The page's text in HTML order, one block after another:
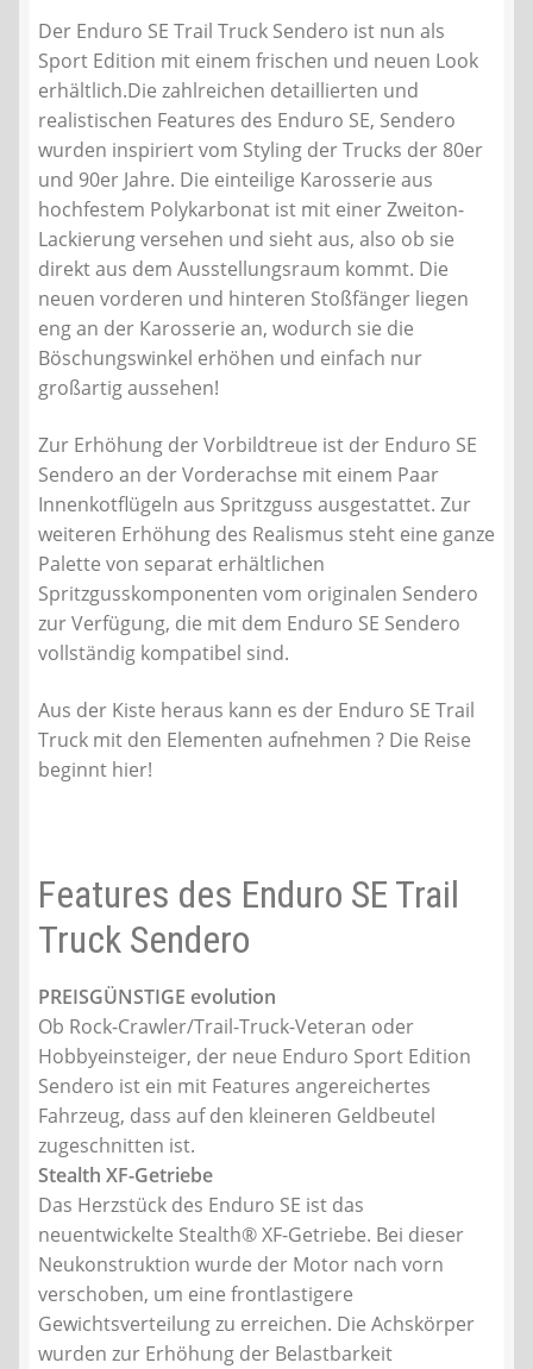
Der Enduro SE Trail Truck Sendero ist nun als
Sport Edition mit einem frischen und neuen Look
erhältlich.Die zahlreichen detaillierten und
realistischen Features des Enduro SE, Sendero
wurden inspiriert vom Styling der Trucks der 80er
und 90er Jahre. Die einteilige Karosserie aus
hochfestem Polykarbonat ist mit einer Zweiton-
Lackierung versehen und sieht aus, also ob sie
direkt aus dem Ausstellungsraum kommt. Die
neuen vorderen und hinteren Stoßfänger liegen
eng an der Karosserie an, wodurch sie die
Böschungswinkel erhöhen und einfach nur
großartig aussehen!
Zur Erhöhung der Vorbildtreue ist der Enduro SE
Sendero an der Vorderachse mit einem Paar
Innenkotflügeln aus Spritzguss ausgestattet. Zur
weiteren Erhöhung des Realismus steht eine ganze
Palette von separat erhältlichen
Spritzgusskomponenten vom originalen Sendero
zur Verfügung, die mit dem Enduro SE Sendero
vollständig kompatibel sind.
Aus der Kiste heraus kann es der Enduro SE Trail
Truck mit den Elementen aufnehmen ? Die Reise
beginnt hier!
Features des Enduro SE Trail
Truck Sendero
PREISGÜNSTIGE evolution
Ob Rock-Crawler/Trail-Truck-Veteran oder
Hobbyeinsteiger, der neue Enduro Sport Edition
Sendero ist ein mit Features angereichertes
Fahrzeug, dass auf den kleineren Geldbeutel
zugeschnitten ist.
Stealth XF-Getriebe
Das Herzstück des Enduro SE ist das
neuentwickelte Stealth® XF-Getriebe. Bei dieser
Neukonstruktion wurde der Motor nach vorn
verschoben, um eine frontlastigere
Gewichtsverteilung zu erreichen. Die Achskörper
wurden zur Erhöhung der Belastbarkeit